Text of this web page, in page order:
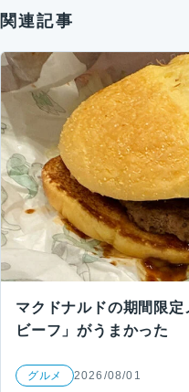
関連記事
マクドナルドの期間限
ビーフ」がうまかった
グルメ 2026/08/01